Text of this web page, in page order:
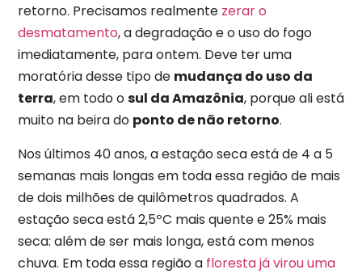
retorno. Precisamos realmente zerar o
desmatamento, a degradação e o uso do fogo
imediatamente, para ontem. Deve ter uma
moratória desse tipo de mudança do uso da
terra, em todo osul da Amazônia, porque ali está
muito na beira do ponto de não retorno.
Nos últimos 40 anos, a estação seca está de 4 a 5
semanas mais longas em toda essa região de mais
de dois milhões de quilômetros quadrados. A
estação seca está 2,5ºC mais quente e 25% mais
seca: além de ser mais longa, está com menos
chuva. Em toda essa região a floresta já virou uma